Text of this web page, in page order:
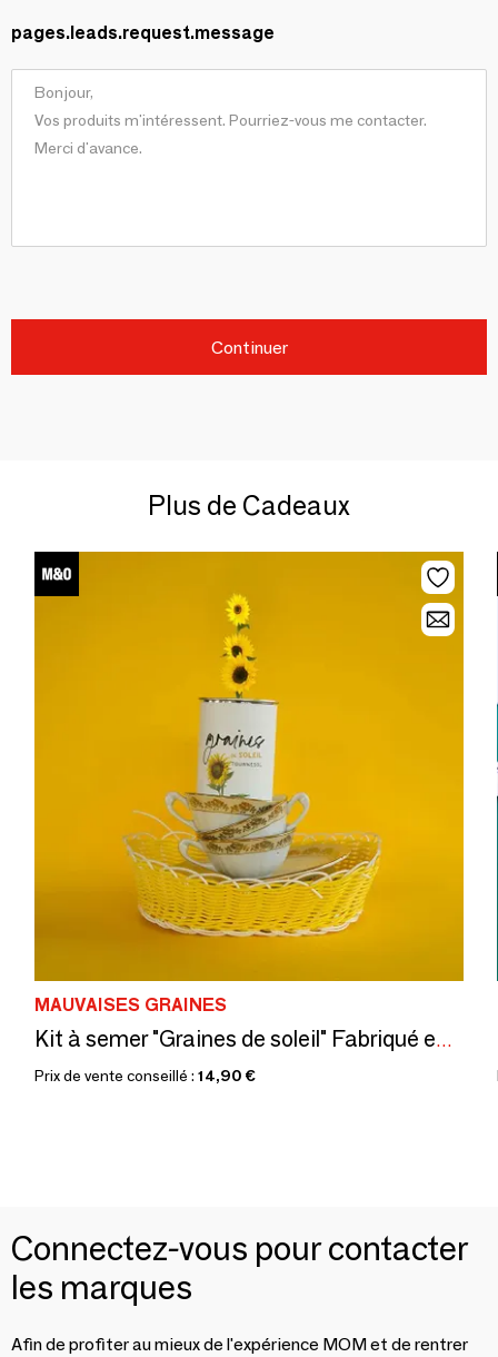
pages.leads.request.message
Continuer
Plus de Cadeaux
MAUVAISES GRAINES
Kit à semer "Graines de soleil" Fabriqué en France
Prix de vente conseillé : 14,90 €
Connectez-vous pour contacter
les marques
Afin de profiter au mieux de l'expérience MOM et de rentrer